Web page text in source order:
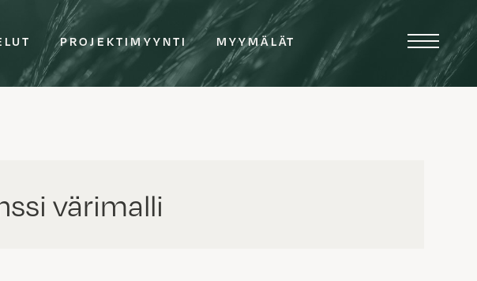
PROJEKTIMYYNTI MYYMÄLÄT
värimalli